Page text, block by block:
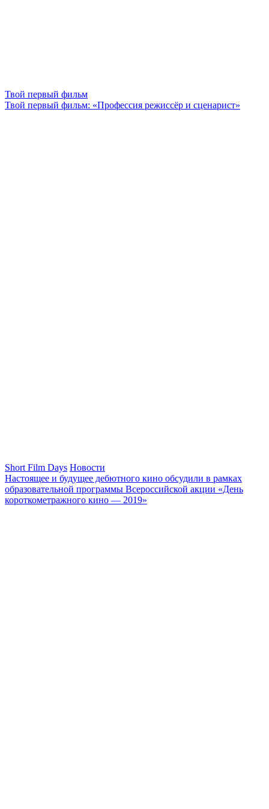
Твой первый фильм
Твой первый фильм: «Профессия режиссёр и сценарист»
Short Film Days Новости
Настоящее и будущее дебютного кино обсудили в рамках
образовательной программы Всероссийской акции «День
короткометражного кино — 2019»